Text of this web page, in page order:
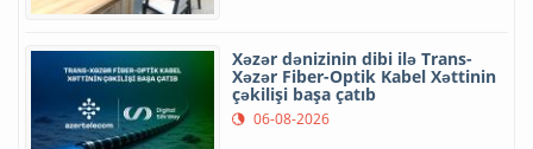
Xəzər dənizinin dibi ilə Trans-
Xəzər Fiber-Optik Kabel Xəttinin
çəkilişi başa çatıb
06-08-2026